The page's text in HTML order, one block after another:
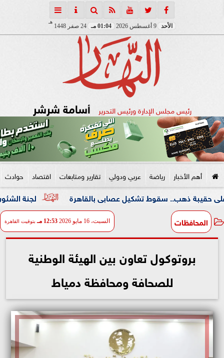
الأحد 01:04 مـ 24 صفر 1448
هـ
رئيس مجلس الإدارة ورئيس التحرير أسامة شرشر
أهم الأخبار رياضة عربي ودولي تقارير ومتابعات اقتصاد حوادث
لجنة الشئون العربية سقوط تشكيل عصابى بالقاهرة
المحافظات السبت، 16 مايو 2026 12:53 مـ بتوقيت القاهرة
بروتوكول تعاون بين الهيئة الوطنية
للصحافة ومحافظة دمياط